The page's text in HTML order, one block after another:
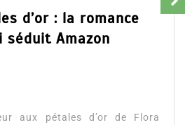
d’or : la romance
Amazon
aux pétales d’or de Flora